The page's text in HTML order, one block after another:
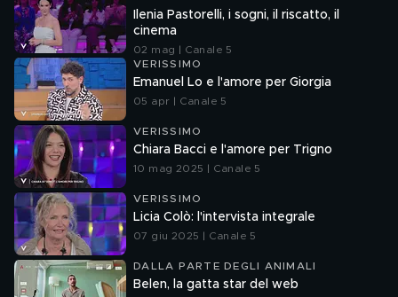
Ilenia Pastorelli, i sogni, il riscatto, il
cinema
02 mag | Canale 5
VERISSIMO
Emanuel Lo e l'amore per Giorgia
05 apr | Canale 5
VERISSIMO
Chiara Bacci e l'amore per Trigno
10 mag 2025 | Canale 5
VERISSIMO
Licia Colò: l'intervista integrale
07 giu 2025 | Canale 5
DALLA PARTE DEGLI ANIMALI
Belen, la gatta star del web